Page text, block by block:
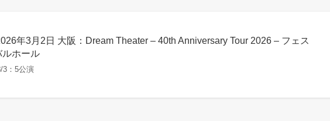
年3月2日 大阪：Dream Theater – 40th Anniversary Tour 2026 – フェス
ルホール
3：5公演